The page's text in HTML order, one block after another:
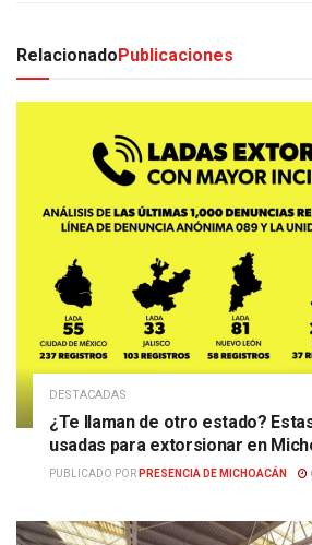
RelacionadoPublicaciones
DESTACADAS
¿Te llaman de otro estado?
usadas para extorsionar en
PUBLICADO POR PRESENCIA DE MICHOACÁN